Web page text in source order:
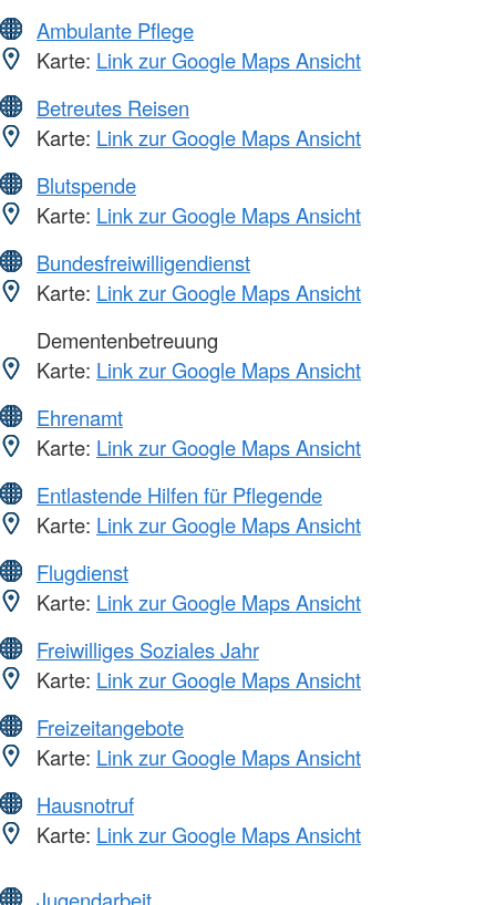
Ambulante Pflege
Karte: Link zur Google Maps Ansicht
Betreutes Reisen
Karte: Link zur Google Maps Ansicht
Blutspende
Karte: Link zur Google Maps Ansicht
Bundesfreiwilligendienst
Karte: Link zur Google Maps Ansicht
Dementenbetreuung
Karte: Link zur Google Maps Ansicht
Ehrenamt
Karte: Link zur Google Maps Ansicht
Entlastende Hilfen für Pflegende
Karte: Link zur Google Maps Ansicht
Flugdienst
Karte: Link zur Google Maps Ansicht
Freiwilliges Soziales Jahr
Karte: Link zur Google Maps Ansicht
Freizeitangebote
Karte: Link zur Google Maps Ansicht
Hausnotruf
Karte: Link zur Google Maps Ansicht